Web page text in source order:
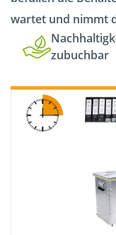
wartet und nimmt
zubuchbar